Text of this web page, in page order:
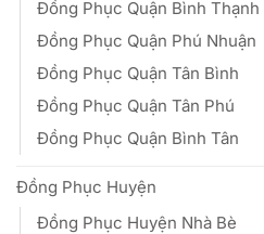
Đồng Phục Quận Bình Thạnh
Đồng Phục Quận Phú Nhuận
Đồng Phục Quận Tân Bình
Đồng Phục Quận Tân Phú
Đồng Phục Quận Bình Tân
Đồng Phục Huyện
Đồng Phục Huyện Nhà Bè